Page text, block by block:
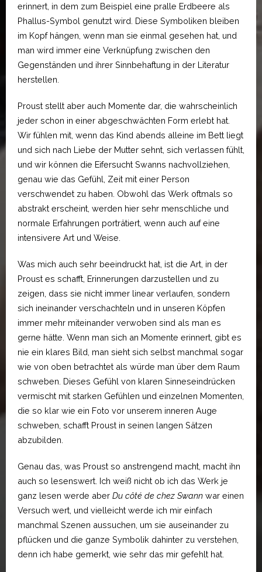
erinnert, in dem zum Beispiel eine pralle Erdbeere als
Phallus-Symbol genutzt wird. Diese Symboliken bleiben
im Kopf hängen, wenn man sie einmal gesehen hat, und
man wird immer eine Verknüpfung zwischen den
Gegenständen und ihrer Sinnbehaftung in der Literatur
herstellen.
Proust stellt aber auch Momente dar, die wahrscheinlich
jeder schon in einer abgeschwächten Form erlebt hat.
Wir fühlen mit, wenn das Kind abends alleine im Bett liegt
und sich nach Liebe der Mutter sehnt, sich verlassen fühlt,
und wir können die Eifersucht Swanns nachvollziehen,
genau wie das Gefühl, Zeit mit einer Person
verschwendet zu haben. Obwohl das Werk oftmals so
abstrakt erscheint, werden hier sehr menschliche und
normale Erfahrungen porträtiert, wenn auch auf eine
intensivere Art und Weise.
Was mich auch sehr beeindruckt hat, ist die Art, in der
Proust es schafft, Erinnerungen darzustellen und zu
zeigen, dass sie nicht immer linear verlaufen, sondern
sich ineinander verschachteln und in unseren Köpfen
immer mehr miteinander verwoben sind als man es
gerne hätte. Wenn man sich an Momente erinnert, gibt es
nie ein klares Bild, man sieht sich selbst manchmal sogar
wie von oben betrachtet als würde man über dem Raum
schweben. Dieses Gefühl von klaren Sinneseindrücken
vermischt mit starken Gefühlen und einzelnen Momenten,
die so klar wie ein Foto vor unserem inneren Auge
schweben, schafft Proust in seinen langen Sätzen
abzubilden.
Genau das, was Proust so anstrengend macht, macht ihn
auch so lesenswert. Ich weiß nicht ob ich das Werk je
ganz lesen werde aber Du côté de chez Swann war einen
Versuch wert, und vielleicht werde ich mir einfach
manchmal Szenen aussuchen, um sie auseinander zu
pflücken und die ganze Symbolik dahinter zu verstehen,
denn ich habe gemerkt, wie sehr das mir gefehlt hat.